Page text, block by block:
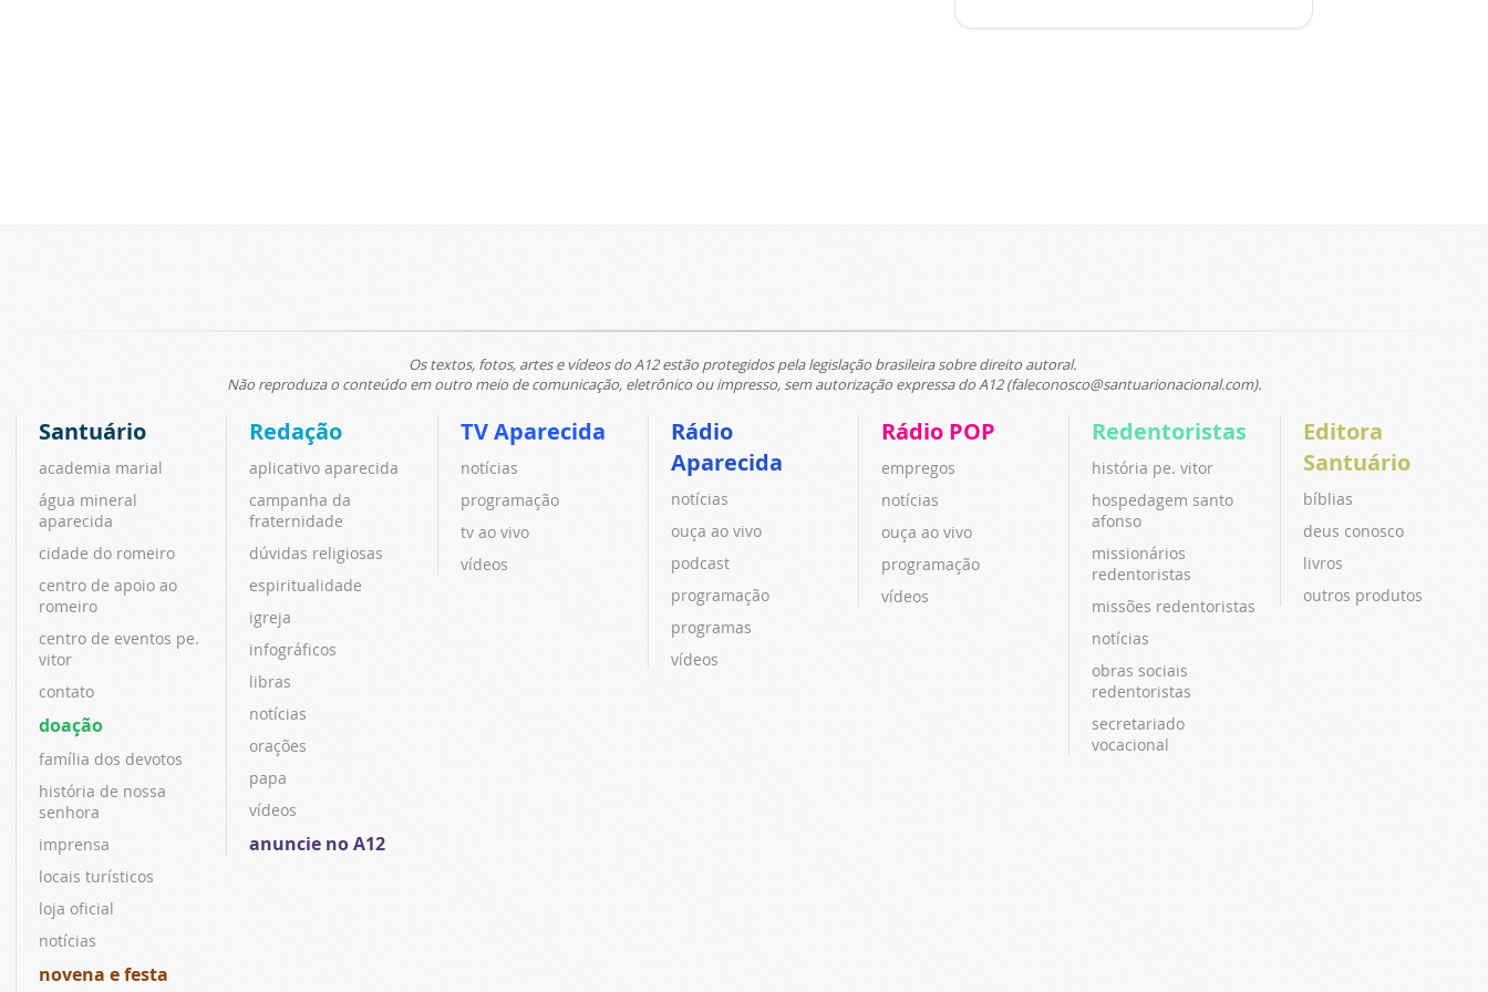
Os textos, fotos, artes e vídeos do A12 estão protegidos pela legislação brasileira sobre direito autoral.
Não reproduza o conteúdo em outro meio de comunicação, eletrônico ou impresso, sem autorização expressa do A12 (faleconosco@santuarionacional.com).
Santuário
academia marial
água mineral
aparecida
cidade do romeiro
centro de apoio ao
romeiro
centro de eventos pe.
vitor
contato
doação
família dos devotos
história de nossa
senhora
imprensa
locais turísticos
loja oficial
notícias
novena e festa
Redação
aplicativo aparecida
campanha da
fraternidade
dúvidas religiosas
espiritualidade
igreja
infográficos
libras
notícias
orações
papa
vídeos
anuncie no A12
TV Aparecida
notícias
programação
tv ao vivo
vídeos
Rádio
Aparecida
notícias
ouça ao vivo
podcast
programação
programas
vídeos
Rádio POP
empregos
notícias
ouça ao vivo
programação
vídeos
Redentoristas
história pe. vitor
hospedagem santo
afonso
missionários
redentoristas
missões redentoristas
notícias
obras sociais
redentoristas
secretariado
vocacional
Editora
Santuário
bíblias
deus conosco
livros
outros produtos